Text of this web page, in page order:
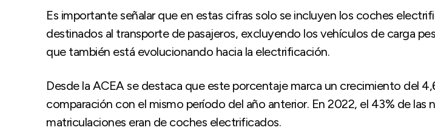
Es importante señalar que en estas cifras solo se incluyen los coches
destinados al transporte de pasajeros, excluyendo los vehículos de carga
que también está evolucionando hacia la electrificación.
Desde la ACEA se destaca que este porcentaje marca un crecimiento del
comparación con el mismo período del año anterior. En 2022, el 43% de las
matriculaciones eran de coches electrificados.